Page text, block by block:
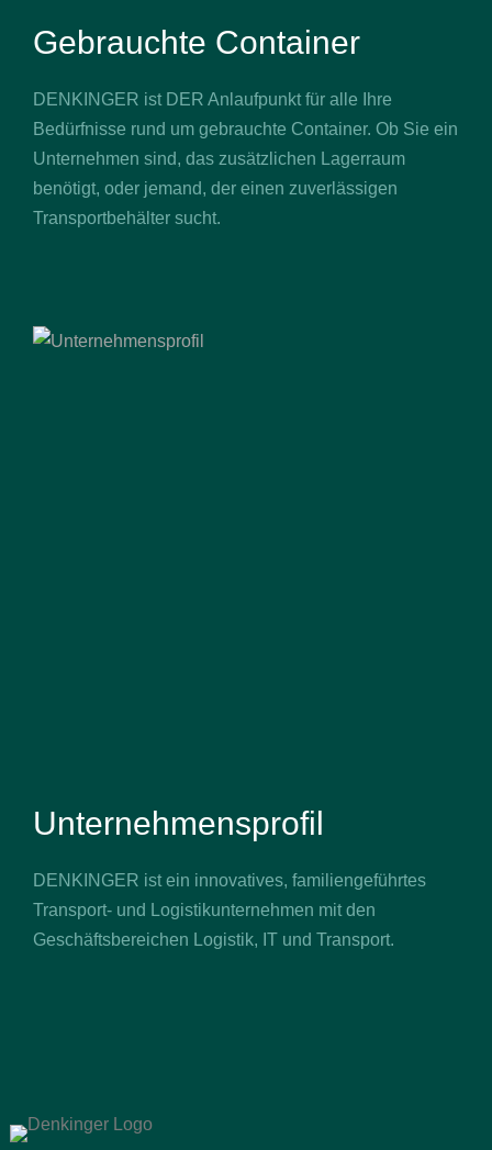
Gebrauchte Container
DENKINGER ist DER Anlaufpunkt für alle Ihre
Bedürfnisse rund um gebrauchte Container. Ob Sie ein
Unternehmen sind, das zusätzlichen Lagerraum
benötigt, oder jemand, der einen zuverlässigen
Transportbehälter sucht.
Unternehmensprofil
DENKINGER ist ein innovatives, familiengeführtes
Transport- und Logistikunternehmen mit den
Geschäftsbereichen Logistik, IT und Transport.